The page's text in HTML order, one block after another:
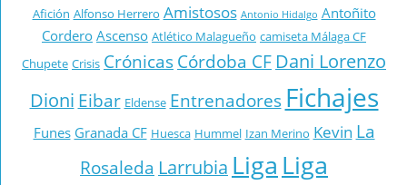
Afición Alfonso Herrero Amistosos Antonio Hidalgo Antoñito
CorderoAscenso Atlético Malagueño camiseta Málaga CF
Chupete Crisis Crónicas Córdoba CF Dani Lorenzo
Dioni Eibar Eldense Entrenadores Fichajes
Funes Granada CF Huesca Hummel Izan Merino Kevin La
Rosaleda Larrubia Liga Liga